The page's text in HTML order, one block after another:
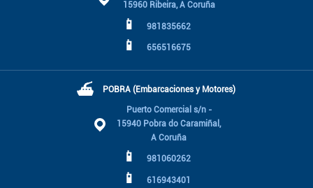
15960 Ribeira, A Coruña
📱 981835662
📱 656516675
⛴ POBRA (Embarcaciones y Motores)
Puerto Comercial s/n -
15940 Pobra do Caramiñal,
A Coruña
📱 981060262
📱 616943401